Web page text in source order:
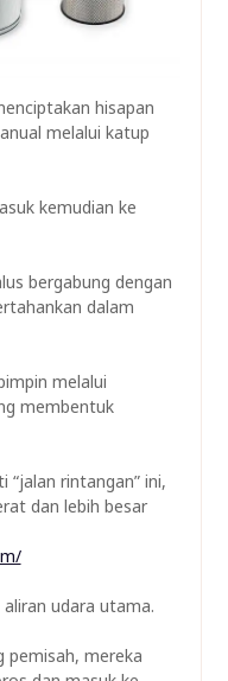
hisapan
melalui katup
kemudian ke
bergabung dengan
dalam
melalui
membentuk
rintangan” ini,
dan lebih besar
udara utama.
pemisah, mereka